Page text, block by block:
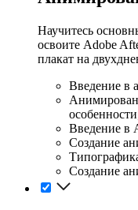
Научитесь
освоите Adobe
плакат на
Введение в
Введение в
Создание
Создание